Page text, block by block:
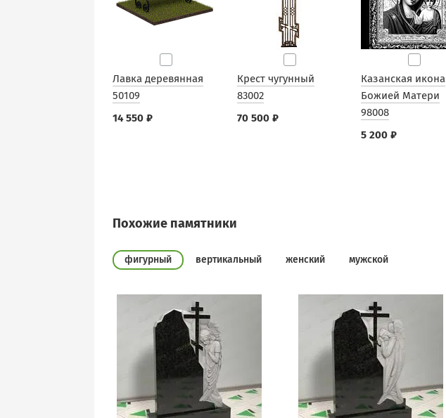
Лавка деревянная
50109
14 550 ₽
Крест чугунный
83002
70 500 ₽
Казанская икона
Божией Матери
98008
5 200 ₽
Похожие памятники
фигурный вертикальный женский мужской